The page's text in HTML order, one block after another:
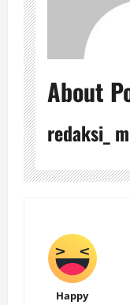
About
redaksi_
Happy